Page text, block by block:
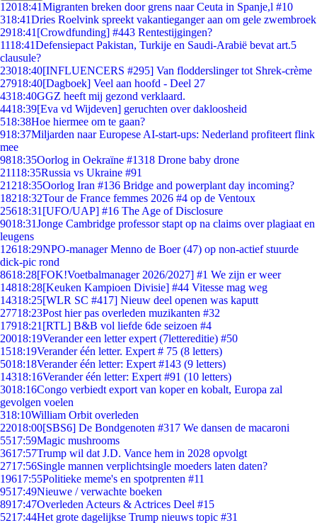
12018:41Migranten breken door grens naar Ceuta in Spanje,l #10
318:41Dries Roelvink spreekt vakantieganger aan om gele zwembroek
2918:41 [Crowdfunding] #443 Rentestijgingen?
1118:41Defensiepact Pakistan, Turkije en Saudi-Arabië bevat art.5
clausule?
23018:40[INFLUENCERS #295] Van flodderslinger tot Shrek-crème
27918:40[Dagboek] Veel aan hoofd - Deel 27
4318:40GGZ heeft mij gezond verklaard.
4418:39[Eva vd Wijdeven] geruchten over dakloosheid
518:38Hoe hiermee om te gaan?
918:37Miljarden naar Europese AI-start-ups: Nederland profiteert flink
mee
9818:35Oorlog in Oekraïne #1318 Drone baby drone
21118:35Russia vs Ukraine #91
21218:35Oorlog Iran #136 Bridge and powerplant day incoming?
18218:32Tour de France femmes 2026 #4 op de Ventoux
25618:31 [UFO/UAP] #16 The Age of Disclosure
9018:31Jonge Cambridge professor stapt op na claims over plagiaat en
leugens
12618:29NPO-manager Menno de Boer (47) op non-actief stuurde
dick-pic rond
8618:28[FOK!Voetbalmanager 2026/2027] #1 We zijn er weer
14818:28[Keuken Kampioen Divisie] #44 Vitesse mag weg
14318:25[WLR SC #417] Nieuw deel openen was kaputt
27718:23Post hier pas overleden muzikanten #32
17918:21 [RTL] B&B vol liefde 6de seizoen #4
20018:19Verander een letter expert (7lettereditie) #50
1518:19Verander één letter. Expert # 75 (8 letters)
5018:18Verander één letter: Expert #143 (9 letters)
14318:16Verander één letter: Expert #91 (10 letters)
3018:16Congo verbiedt export van koper en kobalt, Europa zal
gevolgen voelen
318:10William Orbit overleden
22018:00[SBS6] De Bondgenoten #317 We dansen de macaroni
5517:59Magic mushrooms
3617:57Trump wil dat J.D. Vance hem in 2028 opvolgt
2717:56Single mannen verplichtsingle moeders laten daten?
19617:55Politieke meme's en spotprenten #11
9517:49Nieuwe / verwachte boeken
8917:47Overleden Acteurs & Actrices Deel #15
5217:44Het grote dagelijkse Trump nieuws topic #31